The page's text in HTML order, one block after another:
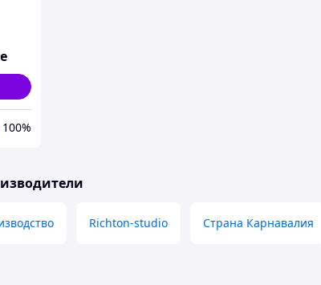
100%
Richton-studio Страна Карнавалия